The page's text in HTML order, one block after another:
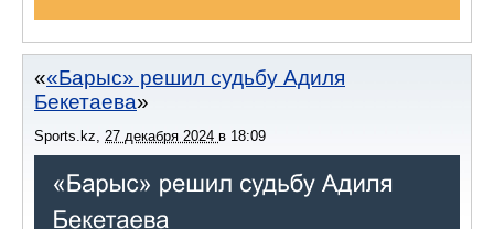
«Барыс» решил судьбу Адиля
Бекетаева
Sports.kz 27 декабря 2024 в 18:09